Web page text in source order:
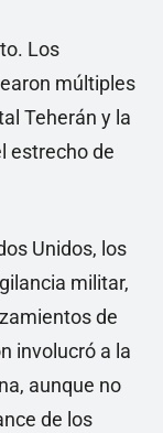
Los
múltiples
Teherán y la
estrecho de
Unidos, los
militar,
de
involucró a la
aunque no
de los